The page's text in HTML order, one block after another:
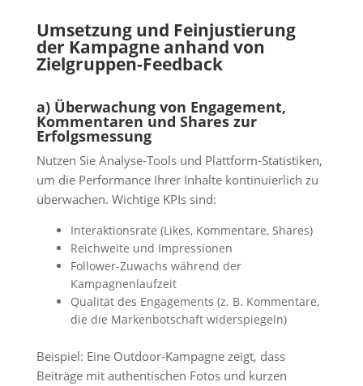
Umsetzung und Feinjustierung
der Kampagne anhand von
Zielgruppen-Feedback
a) Überwachung von Engagement,
Kommentaren und Shares zur
Erfolgsmessung
Nutzen Sie Analyse-Tools und Plattform-Statistiken,
um die Performance Ihrer Inhalte kontinuierlich zu
überwachen. Wichtige KPIs sind:
Interaktionsrate (Likes, Kommentare, Shares)
Reichweite und Impressionen
Follower-Zuwachs während der
Kampagnenlaufzeit
Qualität des Engagements (z. B. Kommentare,
die die Markenbotschaft widerspiegeln)
Beispiel: Eine Outdoor-Kampagne zeigt, dass
Beiträge mit authentischen Fotos und kurzen